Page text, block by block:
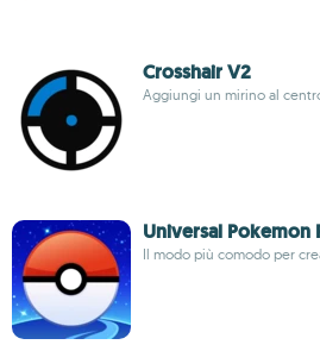
Crosshair V2
Aggiungi un mirino al
Universal Pokemon
Il modo più comodo per